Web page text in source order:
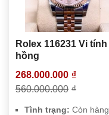
Rolex 116231 Vi tính
hồng
268.000.000 ₫
560.000.000 ₫
Tình trạng: Còn hàng